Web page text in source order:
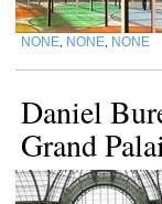
NONE NONE NONE
Daniel
Grand